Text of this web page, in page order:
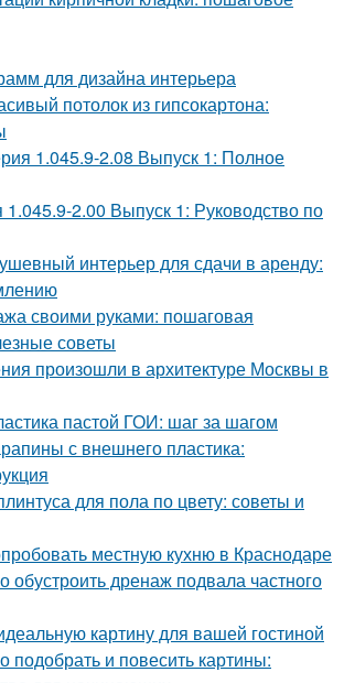
для дизайна интерьера
потолок из гипсокартона:
1.045.9-2.08 Выпуск 1: Полное
2.00 Выпуск 1: Руководство по
интерьер для сдачи в аренду:
своими руками: пошаговая
советы
произошли в архитектуре Москвы в
пастой ГОИ: шаг за шагом
с внешнего пластика:
для пола по цвету: советы и
местную кухню в Краснодаре
обустроить дренаж подвала частного
картину для вашей гостиной
подобрать и повесить картины: